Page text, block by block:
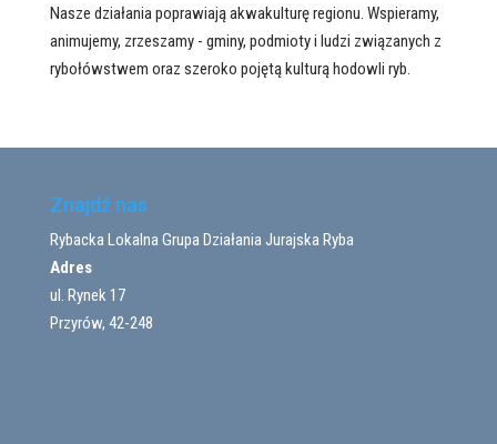
Nasze działania poprawiają akwakulturę regionu. Wspieramy,
animujemy, zrzeszamy - gminy, podmioty i ludzi związanych z
rybołówstwem oraz szeroko pojętą kulturą hodowli ryb.
Znajdź nas
Rybacka Lokalna Grupa Działania Jurajska Ryba
Adres
ul. Rynek 17
Przyrów, 42-248